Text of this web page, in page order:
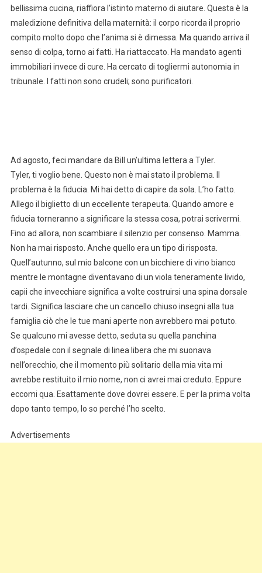
bellissima cucina, riaffiora l’istinto materno di aiutare. Questa è la
maledizione definitiva della maternità: il corpo ricorda il proprio
compito molto dopo che l’anima si è dimessa. Ma quando arriva il
senso di colpa, torno ai fatti. Ha riattaccato. Ha mandato agenti
immobiliari invece di cure. Ha cercato di togliermi autonomia in
tribunale. I fatti non sono crudeli; sono purificatori.
Ad agosto, feci mandare da Bill un’ultima lettera a Tyler.
Tyler, ti voglio bene. Questo non è mai stato il problema. Il
problema è la fiducia. Mi hai detto di capire da sola. L’ho fatto.
Allego il biglietto di un eccellente terapeuta. Quando amore e
fiducia torneranno a significare la stessa cosa, potrai scrivermi.
Fino ad allora, non scambiare il silenzio per consenso. Mamma.
Non ha mai risposto. Anche quello era un tipo di risposta.
Quell’autunno, sul mio balcone con un bicchiere di vino bianco
mentre le montagne diventavano di un viola teneramente livido,
capii che invecchiare significa a volte costruirsi una spina dorsale
tardi. Significa lasciare che un cancello chiuso insegni alla tua
famiglia ciò che le tue mani aperte non avrebbero mai potuto.
Se qualcuno mi avesse detto, seduta su quella panchina
d’ospedale con il segnale di linea libera che mi suonava
nell’orecchio, che il momento più solitario della mia vita mi
avrebbe restituito il mio nome, non ci avrei mai creduto. Eppure
eccomi qua. Esattamente dove dovrei essere. E per la prima volta
dopo tanto tempo, lo so perché l’ho scelto.
Advertisements